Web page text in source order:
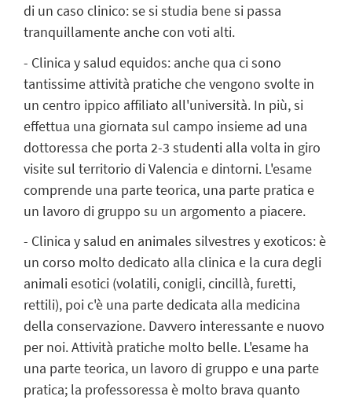
di un caso clinico: se si studia bene si passa
tranquillamente anche con voti alti.
- Clinica y salud equidos: anche qua ci sono
tantissime attività pratiche che vengono svolte in
un centro ippico affiliato all'università. In più, si
effettua una giornata sul campo insieme ad una
dottoressa che porta 2-3 studenti alla volta in giro
visite sul territorio di Valencia e dintorni. L'esame
comprende una parte teorica, una parte pratica e
un lavoro di gruppo su un argomento a piacere.
- Clinica y salud en animales silvestres y exoticos: è
un corso molto dedicato alla clinica e la cura degli
animali esotici (volatili, conigli, cincillà, furetti,
rettili), poi c'è una parte dedicata alla medicina
della conservazione. Davvero interessante e nuovo
per noi. Attività pratiche molto belle. L'esame ha
una parte teorica, un lavoro di gruppo e una parte
pratica; la professoressa è molto brava quanto